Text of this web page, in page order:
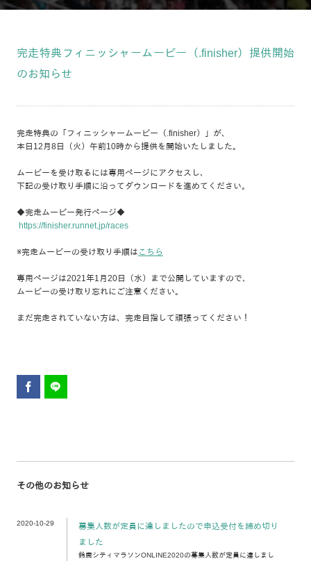
完走特典フィニッシャームービー（.finisher）提供開始
のお知らせ
完走特典の「フィニッシャームービー（.finisher）」が、
本日12月8日（火）午前10時から提供を開始いたしました。
ムービーを受け取るには専用ページにアクセスし、
下記の受け取り手順に沿ってダウンロードを進めてください。
◆完走ムービー発行ページ◆
https://finisher.runnet.jp/races
※完走ムービーの受け取り手順は こちら
専用ページは2021年1月20日（水）まで公開していますので、
ムービーの受け取り忘れにご注意ください。
まだ完走されていない方は、完走目指して頑張ってください！
その他のお知らせ
2020-10-29
募集人数が定員に達しましたので申込受付を締め切り
ました
鈴鹿シティマラソンONLINE2020の募集人数が定員に達しまし